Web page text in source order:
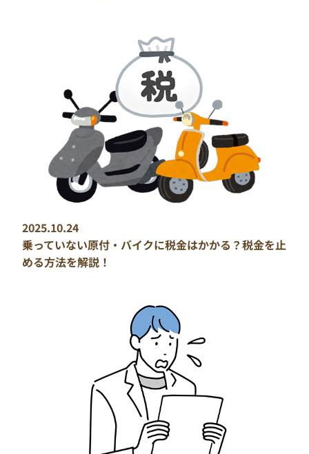
2025.10.24
乗っていない原付・バイクに税金はかかる？税金を止
める方法を解説！